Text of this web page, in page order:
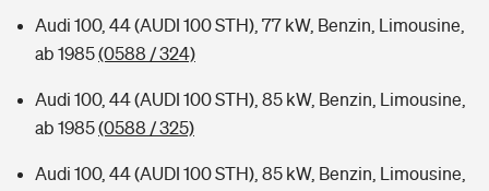
Audi 100, 44 (AUDI 100 STH), 77 kW, Benzin, Limousine,
ab 1985(0588 / 324)
Audi 100, 44 (AUDI 100 STH), 85 kW, Benzin, Limousine,
ab 1985(0588 / 325)
Audi 100, 44 (AUDI 100 STH), 85 kW, Benzin, Limousine,